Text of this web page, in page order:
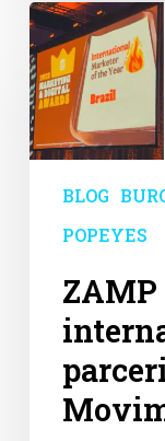
ZAMP
recebe
prêmio
internacional
de
parceria
com
Movimento
Arredondar
BLOG
POPEYES
ZAMP